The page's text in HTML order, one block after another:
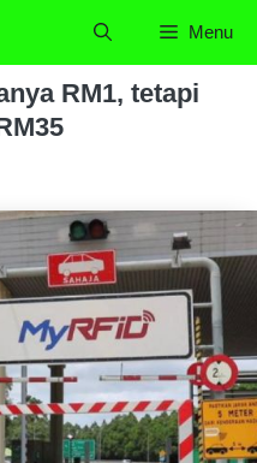
Menu
RM1, tetapi